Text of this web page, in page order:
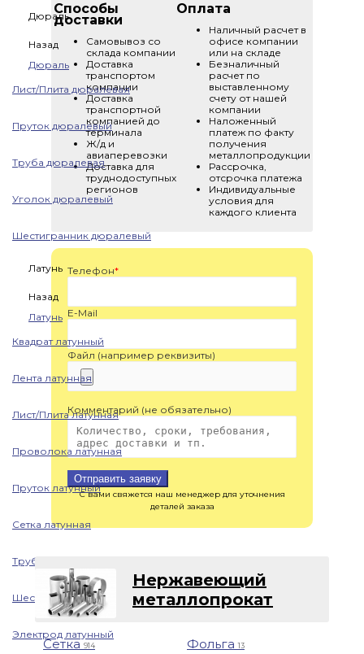
Дюраль
Назад
Дюраль
Лист/Плита дюралевая
Пруток дюралевый
Труба дюралевая
Уголок дюралевый
Шестигранник дюралевый
Латунь
Назад
Латунь
Квадрат латунный
Лента латунная
Лист/Плита латунная
Проволока латунная
Пруток латунный
Сетка латунная
Труба латунная
Шестигранник латунный
Электрод латунный
Способы
доставки
Самовывоз со
склада компании
Доставка
транспортом
компании
Доставка
транспортной
компанией до
терминала
Ж/д и
авиаперевозки
Доставка для
труднодоступных
регионов
Оплата
Наличный расчет в
офисе компании
или на складе
Безналичный
расчет по
выставленному
счету от нашей
компании
Наложенный
платеж по факту
получения
металлопродукции
Рассрочка,
отсрочка платежа
Индивидуальные
условия для
каждого клиента
Телефон*
E-Mail
Файл (например реквизиты)
Комментарий (не обязательно)
Отправить заявку
С вами свяжется наш менеджер для уточнения
деталей заказа
Нержавеющий
металлопрокат
Сетка914 Фольга13